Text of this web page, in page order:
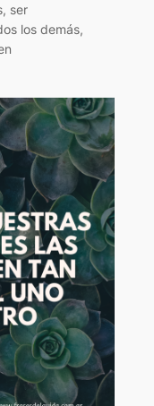
ser
los demás,